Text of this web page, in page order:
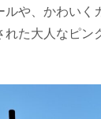
ルや、かわいく
れた大人なピン